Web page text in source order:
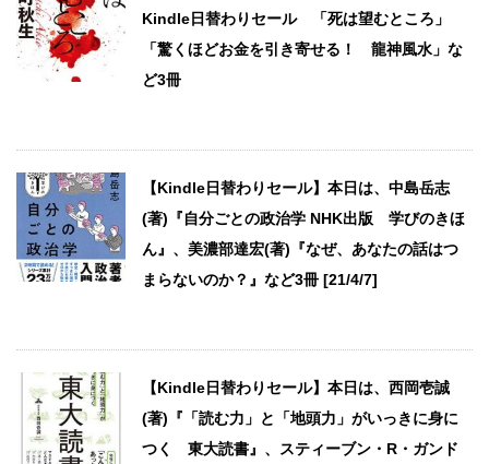
Kindle日替わりセール 「死は望むところ」
「驚くほどお金を引き寄せる！ 龍神風水」な
ど3冊
【Kindle日替わりセール】本日は、中島岳志
(著)『自分ごとの政治学 NHK出版 学びのきほ
ん』、美濃部達宏(著)『なぜ、あなたの話はつ
まらないのか？』など3冊 [21/4/7]
【Kindle日替わりセール】本日は、西岡壱誠
(著)『「読む力」と「地頭力」がいっきに身に
つく 東大読書』、スティーブン・R・ガンド